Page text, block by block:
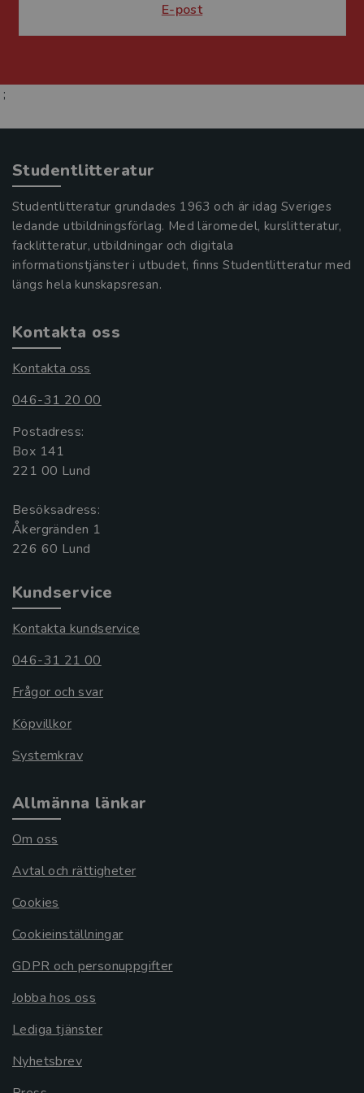
E-post
;
Studentlitteratur
Studentlitteratur grundades 1963 och är idag Sveriges
ledande utbildningsförlag. Med läromedel, kurslitteratur,
facklitteratur, utbildningar och digitala
informationstjänster i utbudet, finns Studentlitteratur med
längs hela kunskapsresan.
Kontakta oss
Kontakta oss
046-31 20 00
Postadress:
Box 141
221 00 Lund
Besöksadress:
Åkergränden 1
Kundservice
Kontakta kundservice
046-31 21 00
Frågor och svar
Köpvillkor
Systemkrav
Allmänna länkar
Om oss
Avtal och rättigheter
Cookies
Cookieinställningar
GDPR och personuppgifter
Jobba hos oss
Lediga tjänster
Nyhetsbrev